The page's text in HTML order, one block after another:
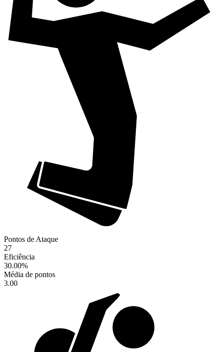
Pontos de Ataque
27
Eficiência
30.00%
Média de pontos
3.00